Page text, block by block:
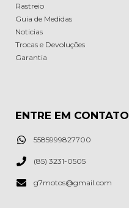
Rastreio
Guia de Medidas
Noticias
Trocas e Devoluções
Garantia
ENTRE EM CONTATO
5585999827700
(85) 3231-0505
g7motos@gmail.com